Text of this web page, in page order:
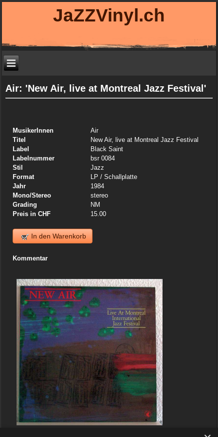
JaZZVinyl.ch
Air: 'New Air, live at Montreal Jazz Festival'
MusikerInnen
Air
Titel
New Air, live at Montreal Jazz Festival
Label
Black Saint
Labelnummer
bsr 0084
Stil
Jazz
Format
LP / Schallplatte
Jahr
1984
Mono/Stereo
stereo
Grading
NM
Preis in CHF
15.00
In den Warenkorb
Kommentar